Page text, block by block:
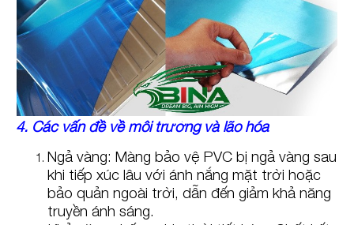
4. Các vấn đề về môi trường và lão hóa
Ngả vàng: Màng bảo vệ PVC bị ngả vàng sau
khi tiếp xúc lâu với ánh nắng mặt trời hoặc
bảo quản ngoài trời, dẫn đến giảm khả năng
truyền ánh sáng.